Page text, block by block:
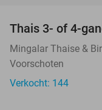
Thais 3- of 4-
Mingalar Thaise &
Voorschoten
Verkocht: 144